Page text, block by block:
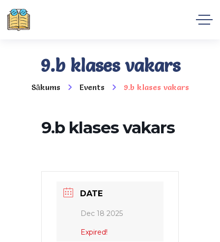
9.b klases vakars
Sākums Events 9.b klases vakars
9.b klases vakars
DATE
Dec 18 2025
Expired!